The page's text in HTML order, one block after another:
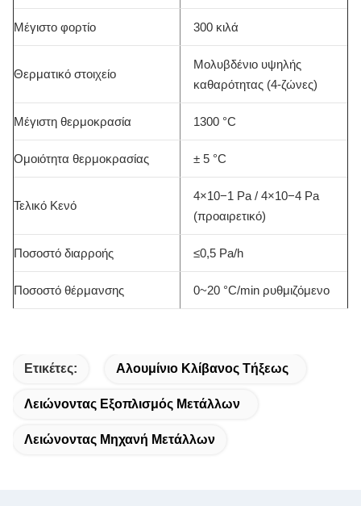
Μέγιστο φορτίο 300 κιλά
Θερματικό στοιχείο
Μολυβδένιο υψηλής
καθαρότητας (4-ζώνες)
Μέγιστη θερμοκρασία 1300 °C
Ομοιότητα θερμοκρασίας ± 5 °C
Τελικό Κενό
4×10−1 Pa / 4×10−4 Pa
(προαιρετικό)
Ποσοστό διαρροής ≤0,5 Pa/h
Ποσοστό θέρμανσης 0~20 °C/min ρυθμιζόμενο
Ετικέτες: Αλουμίνιο Κλίβανος Τήξεως
Λειώνοντας Εξοπλισμός Μετάλλων
Λειώνοντας Μηχανή Μετάλλων